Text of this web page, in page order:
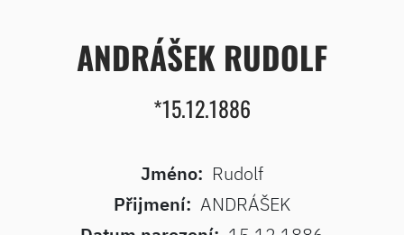
ANDRÁŠEK RUDOLF
*15.12.1886
Jméno: Rudolf
Přijmení: ANDRÁŠEK